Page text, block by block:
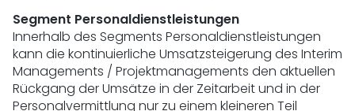
Segment Personaldienstleistungen
Innerhalb des Segments Personaldienstleistungen
kann die kontinuierliche Umsatzsteigerung des Interim
Managements / Projektmanagements den aktuellen
Rückgang der Umsätze in der Zeitarbeit und in der
Personalvermittlung nur zu einem kleineren Teil